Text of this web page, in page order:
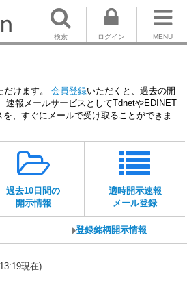
MENU
ログイン
検索
だけます。 会員登録いただくと、過去の開
速報メールサービスとしてTdnetやEDINET
、すぐにメールで受け取ることができま
過去10日間の
開示情報
適時開示速報
メール登録
登録銘柄開示情報
現在)